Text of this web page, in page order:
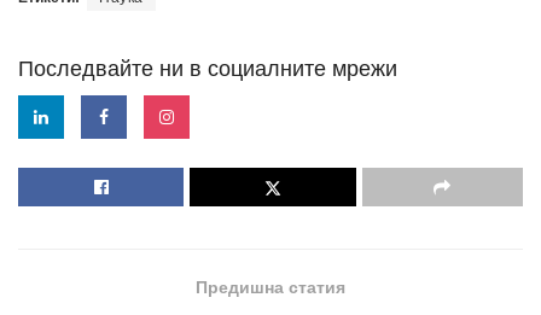
Последвайте ни в социалните мрежи
Предишна статия